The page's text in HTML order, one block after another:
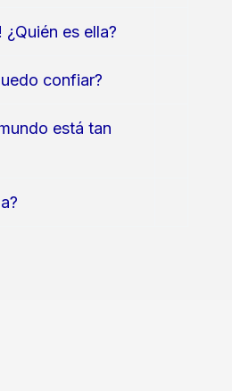
es ella?
confiar?
está tan